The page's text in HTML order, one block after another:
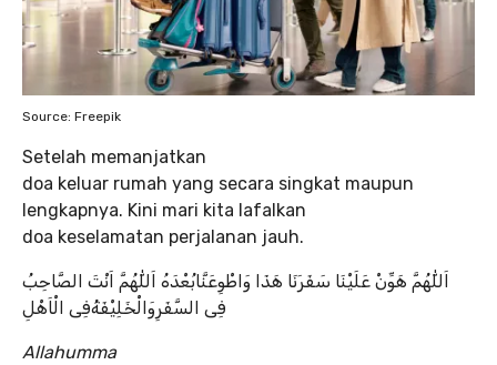
Source: Freepik
Setelah memanjatkan
doa keluar rumah yang secara singkat maupun
lengkapnya. Kini mari kita lafalkan
doa keselamatan perjalanan jauh.
اَللّٰهُمَّ هَوِّنْ عَلَيْنَا سَفَرَنَا هَذَا وَاطْوِعَنَّابُعْدَهُ اَللّٰهُمَّ اَنْتَ الصَّاحِبُ
فِى السَّفَرِوَالْخَلِيْفَةُفِى الْاَهْلِ
Allahumma